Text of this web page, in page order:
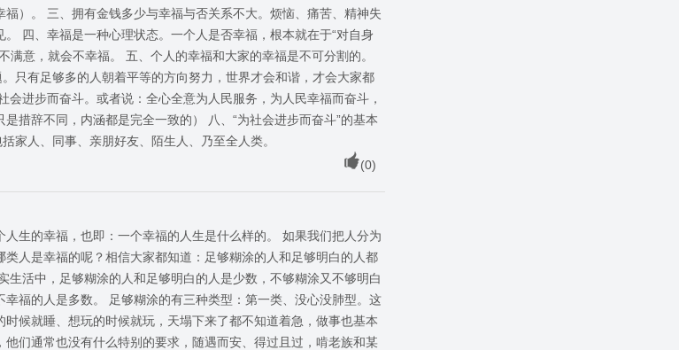
）。 三、拥有金钱多少与幸福与否关系不大。烦恼、痛苦、精神失
四、幸福是一种心理状态。一个人是否幸福，根本就在于“对自身
意，就会不幸福。 五、个人的幸福和大家的幸福是不可分割的。
只有足够多的人朝着平等的方向努力，世界才会和谐，才会大家都
进步而奋斗。或者说：全心全意为人民服务，为人民幸福而奋斗，
措辞不同，内涵都是完全一致的） 八、“为社会进步而奋斗”的基本
家人、同事、亲朋好友、陌生人、乃至全人类。
(0)
生的幸福，也即：一个幸福的人生是什么样的。 如果我们把人分为
人是幸福的呢？相信大家都知道：足够糊涂的人和足够明白的人都
活中，足够糊涂的人和足够明白的人是少数，不够糊涂又不够明白
福的人是多数。 足够糊涂的有三种类型：第一类、没心没肺型。这
候就睡、想玩的时候就玩，天塌下来了都不知道着急，做事也基本
们通常也没有什么特别的要求，随遇而安、得过且过，啃老族和某